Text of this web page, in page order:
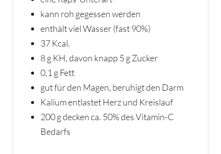
kann roh gegessen werden
enthält viel Wasser (fast 90%)
37 Kcal.
8 g KH, davon knapp 5 g Zucker
0,1 g Fett
gut für den Magen, beruhigt den Darm
Kalium entlastet Herz und Kreislauf
200 g decken ca. 50% des Vitamin-C
Bedarfs